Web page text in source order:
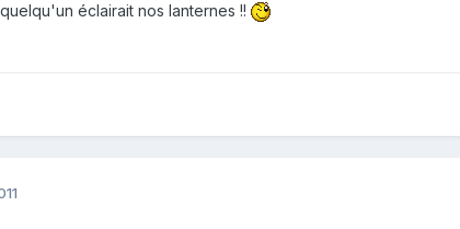
éclairait nos lanternes !!